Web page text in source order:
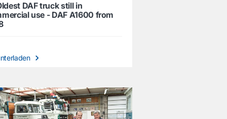
DAF truck still in
use - DAF A1600 from